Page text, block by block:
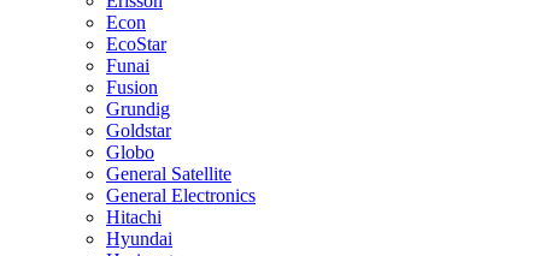
Econ
EcoStar
Funai
Fusion
Grundig
Goldstar
Globo
General Satellite
General Electronics
Hitachi
Hyundai